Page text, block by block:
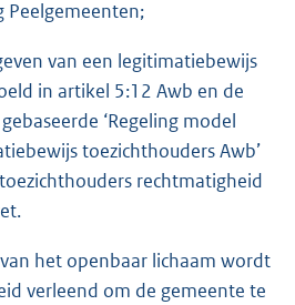
Peelgemeenten;
van een legitimatiebewijs
in artikel 5:12 Awb en de
‘Regeling model
toezichthouders Awb’
rechtmatigheid
het openbaar lichaam wordt
verleend om de gemeente te